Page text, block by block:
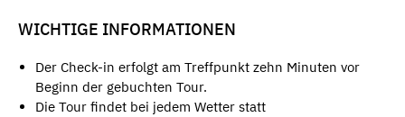
WICHTIGE INFORMATIONEN
Der Check-in erfolgt am Treffpunkt zehn Minuten vor
Beginn der gebuchten Tour.
Die Tour findet bei jedem Wetter statt